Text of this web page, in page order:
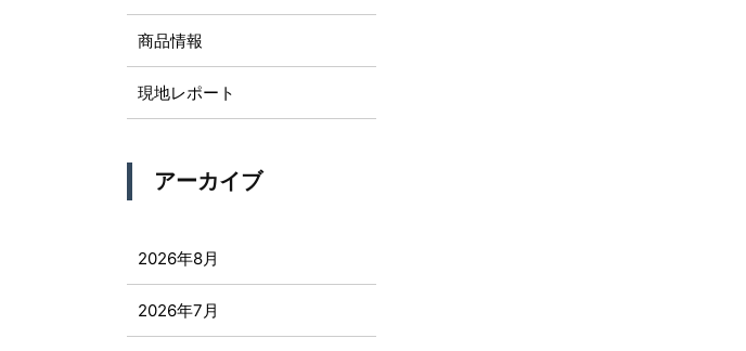
商品情報
現地レポート
アーカイブ
2026年8月
2026年7月